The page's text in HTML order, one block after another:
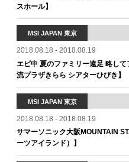
スホール】
MSI JAPAN 東京
2018.08.18 - 2018.08.19
エビ中 夏のファミリー遠足 略し
流プラザきらら シアターひびき】
MSI JAPAN 東京
2018.08.18 - 2018.08.19
サマーソニック大阪MOUNTAIN
ーツアイランド）】